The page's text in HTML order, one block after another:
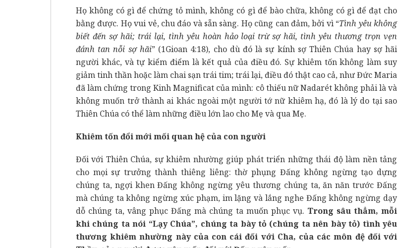
Họ không có gì để chứng tỏ mình, không có gì để bào chữa, không có gì để đạt cho
bằng được. Họ vui vẻ, chu đáo và sẵn sàng. Họ cũng can đảm, bởi vì “Tình yêu không
biết đến sợ hãi; trái lại, tình yêu hoàn hảo loại trừ sợ hãi, tình yêu thương trọn vẹn
đánh tan nỗi sợ hãi” (1Gioan 4:18), cho dù đó là sự kính sợ Thiên Chúa hay sợ hãi
người khác, và tự kiểm điểm là kết quả của điều đó. Sự khiêm tốn không làm suy
giảm tinh thần hoặc làm chai sạn trái tim; trái lại, điều đó thật cao cả, như Đức Maria
đã làm chứng trong Kinh Magnificat của mình: cô thiếu nữ Nadarét không phải là và
không muốn trở thành ai khác ngoài một người tớ nữ khiêm hạ, đó là lý do tại sao
Thiên Chúa có thể làm những điều lớn lao cho Mẹ và qua Mẹ.
Khiêm tốn đổi mới mối quan hệ của con người
Đối với Thiên Chúa, sự khiêm nhường giúp phát triển những thái độ làm nền tảng
cho mọi sự trưởng thành thiêng liêng: thờ phụng Đấng không ngừng tạo dựng
chúng ta, ngợi khen Đấng không ngừng yêu thương chúng ta, ăn năn trước Đấng
mà chúng ta không ngừng xúc phạm, im lặng và lắng nghe Đấng không ngừng dạy
dỗ chúng ta, vâng phục Đấng mà chúng ta muốn phục vụ. Trong sâu thẳm, mỗi
khi chúng ta nói “Lạy Chúa”, chúng ta bày tỏ (chúng ta nên bày tỏ) tình yêu
thương khiêm nhường này của con cái đối với Cha, của các môn đệ đối với